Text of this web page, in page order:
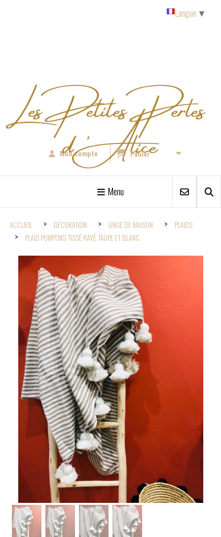
Mon compte Panier
Menu
ACCUEIL DÉCORATION LINGE DE MAISON
PLAIDS
PLAID POMPONS TISSÉ RAYÉ TAUPE ET BLANC
Langue ▼